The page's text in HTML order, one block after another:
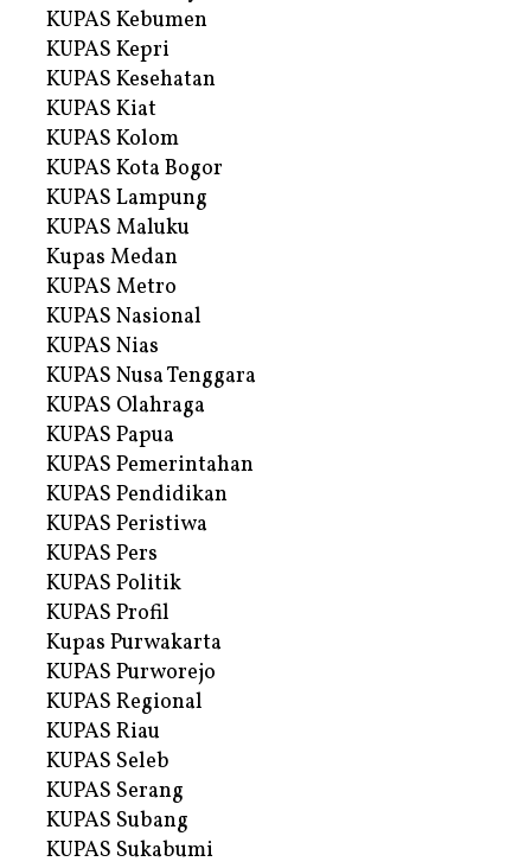
KUPAS Kebumen
KUPAS Kepri
KUPAS Kesehatan
KUPAS Kiat
KUPAS Kolom
KUPAS Kota Bogor
KUPAS Lampung
KUPAS Maluku
Kupas Medan
KUPAS Metro
KUPAS Nasional
KUPAS Nias
KUPAS Nusa Tenggara
KUPAS Olahraga
KUPAS Papua
KUPAS Pemerintahan
KUPAS Pendidikan
KUPAS Peristiwa
KUPAS Pers
KUPAS Politik
KUPAS Profil
Kupas Purwakarta
KUPAS Purworejo
KUPAS Regional
KUPAS Riau
KUPAS Seleb
KUPAS Serang
KUPAS Subang
KUPAS Sukabumi